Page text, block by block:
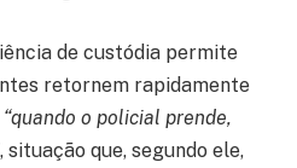
de custódia permite
retornem rapidamente
“quando o policial prende,
, situação que, segundo ele,